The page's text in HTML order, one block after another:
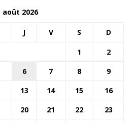
août 2026
J V S D
1
2
6 7 8
9
13 14 15
16
20 21 22
23